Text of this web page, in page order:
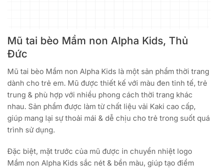
Mũ tai bèo Mầm non Alpha Kids, Thủ
Đức
Mũ tai bèo Mầm non Alpha Kids là một sản phẩm thời trang
dành cho trẻ em. Mũ được thiết kế với màu đen tinh tế, trẻ
trung & phù hợp với nhiều phong cách thời trang khác
nhau. Sản phẩm được làm từ chất liệu vải Kaki cao cấp,
giúp mang lại sự thoải mái & dễ chịu cho trẻ trong suốt quá
trình sử dụng.
Đặc biệt, mặt trước của mũ được in chuyển nhiệt logo
Mầm non Alpha Kids sắc nét & bền màu, giúp tạo điểm